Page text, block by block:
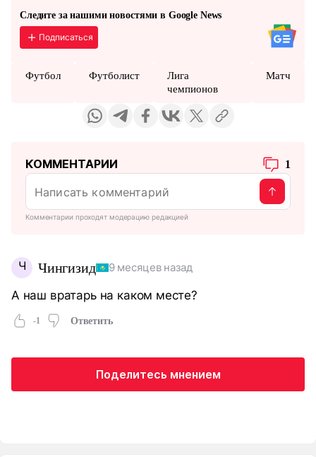
Следите за нашими новостями в Google News
Подписаться
Футбол Футболист
Лига
чемпионов
Матч
КОММЕНТАРИИ 1
Комментарии проходят модерацию редакцией
Ч Чингизид 9 месяцев назад
А наш вратарь на каком месте?
-1 Ответить
Поделитесь мнением